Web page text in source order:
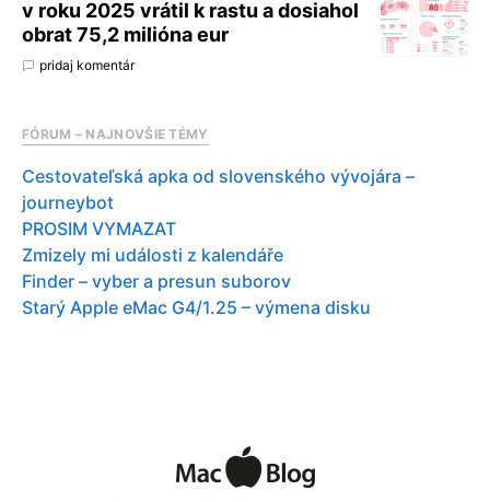
v roku 2025 vrátil k rastu a dosiahol
obrat 75,2 milióna eur
pridaj komentár
FÓRUM – NAJNOVŠIE TÉMY
Cestovateľská apka od slovenského vývojára –
journeybot
PROSIM VYMAZAT
Zmizely mi události z kalendáře
Finder – vyber a presun suborov
Starý Apple eMac G4/1.25 – výmena disku